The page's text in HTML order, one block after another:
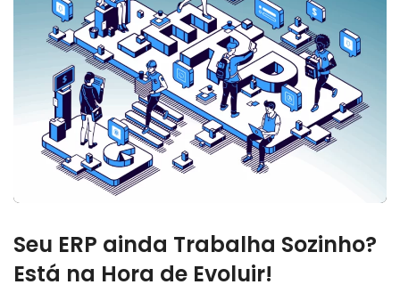
Seu ERP ainda Trabalha Sozinho?
Está na Hora de Evoluir!